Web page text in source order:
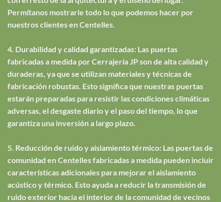
Permítanos mostrarle todo lo que podemos hacer por
nuestros clientes en Centelles.
4. Durabilidad y calidad garantizadas: Las puertas
fabricadas a medida por Cerrajería JP son de alta calidad y
duraderas, ya que se utilizan materiales y técnicas de
fabricación robustas. Esto significa que nuestras puertas
estarán preparadas para resistir las condiciones climáticas
adversas, el desgaste diario y el paso del tiempo, lo que
garantiza una inversión a largo plazo.
5. Reducción de ruido y aislamiento térmico: Las puertas de
comunidad en Centelles fabricadas a medida pueden incluir
características adicionales para mejorar el aislamiento
acústico y térmico. Esto ayuda a reducir la transmisión de
ruido exterior hacia el interior de la comunidad de vecinos